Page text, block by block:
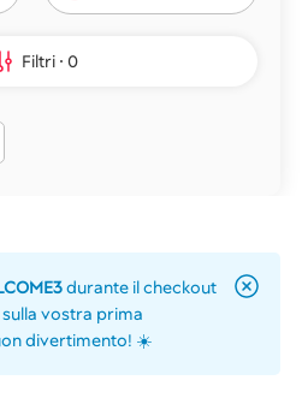
Filtri 0
durante il checkout
sulla vostra prima
divertimento! ☀️